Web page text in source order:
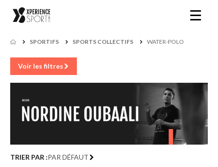
SPORTIFS SPORTS COLLECTIFS WATER-POLO
Voir les filtres
TRIER PAR :PAR DÉFAUT